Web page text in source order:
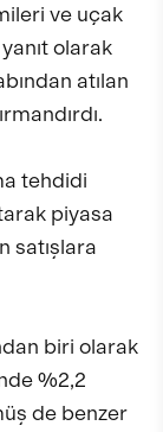
ve uçak
olarak
atılan
tehdidi
piyasa
satışlara
biri olarak
%2,2
de benzer